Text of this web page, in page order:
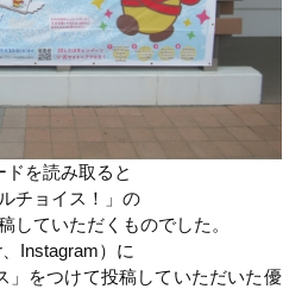
を読み取ると
チョイス！」の
していただくものでした。
Instagram）に
」をつけて投稿していただいた優